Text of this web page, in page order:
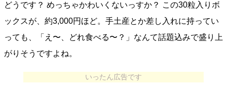
どうです？ めっちゃかわいくないっすか？ この30粒入りボ
ックスが、約3,000円ほど。手土産とか差し入れに持ってい
っても、「え〜、どれ食べる〜？」なんて話題込みで盛り上
がりそうですよね。
いったん広告です